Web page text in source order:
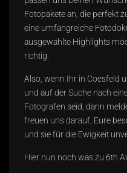
Fotopakete an, die perfekt
eine umfangreiche
ausgewählte Highlights
richtig.
Also, wenn Ihr in Coesfeld
und auf der Suche nach
Fotografen seid, dann
freuen uns darauf, Eure
und sie für die Ewigkeit
Hier nun noch was zu 6th